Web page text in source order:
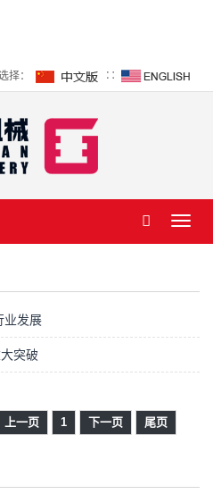
择： ∷
业发展
突破
上一页 1 下一页 尾页